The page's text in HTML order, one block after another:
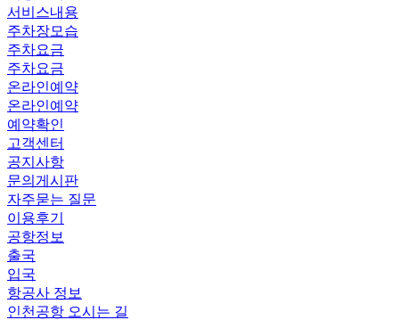
서비스내용
주차장모습
주차요금
주차요금
온라인예약
온라인예약
예약확인
고객센터
공지사항
문의게시판
자주묻는 질문
이용후기
공항정보
출국
입국
항공사 정보
인천공항 오시는 길